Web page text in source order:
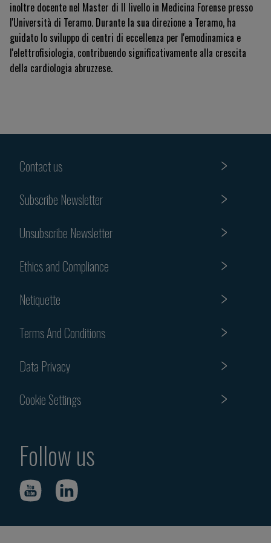
inoltre docente nel Master di II livello in Medicina Forense presso
l'Università di Teramo. Durante la sua direzione a Teramo, ha
guidato lo sviluppo di centri di eccellenza per l'emodinamica e
l'elettrofisiologia, contribuendo significativamente alla crescita
della cardiologia abruzzese.
Contact us
Subscribe Newsletter
Unsubscribe Newsletter
Ethics and Compliance
Netiquette
Terms And Conditions
Data Privacy
Cookie Settings
Follow us